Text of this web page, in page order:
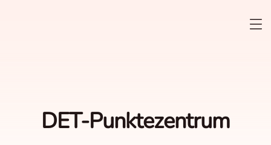
DET-Punktezentrum